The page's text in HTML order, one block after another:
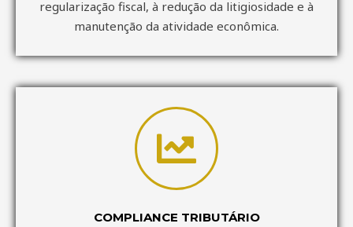
regularização fiscal, à redução da litigiosidade e à
manutenção da atividade econômica.
COMPLIANCE TRIBUTÁRIO